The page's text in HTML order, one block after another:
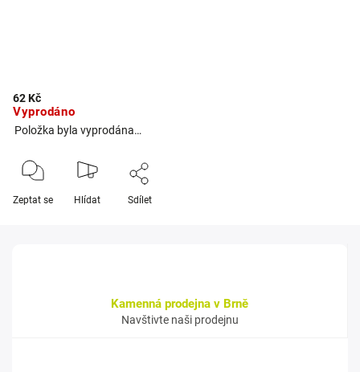
62 Kč
Vyprodáno
Položka byla vyprodána…
Zeptat se Hlídat Sdílet
Kamenná prodejna v Brně
Navštivte naši prodejnu